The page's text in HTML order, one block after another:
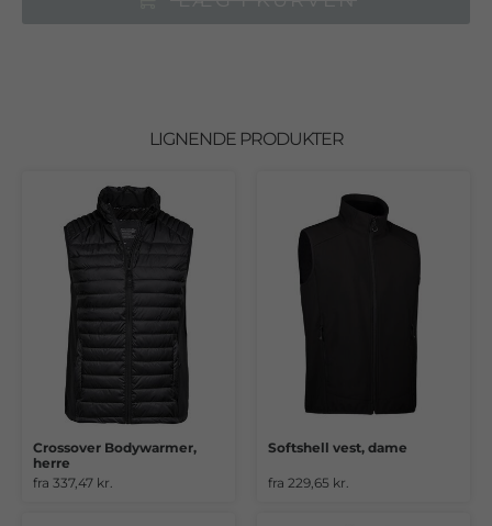
LIGNENDE PRODUKTER
Crossover Bodywarmer,
herre
fra 337,47 kr.
Softshell vest, dame
fra 229,65 kr.